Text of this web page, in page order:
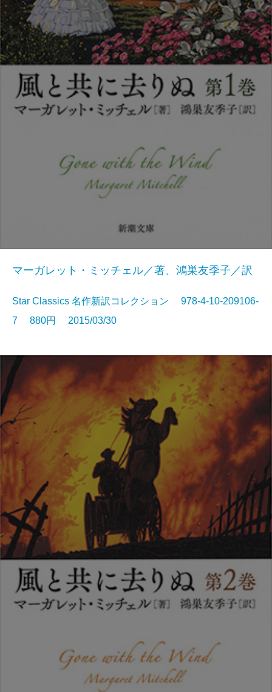
マーガレット・ミッチェル／著、鴻巣友季子／訳
Star Classics 名作新訳コレクション 978-4-10-209106-
7 880円 2015/03/30